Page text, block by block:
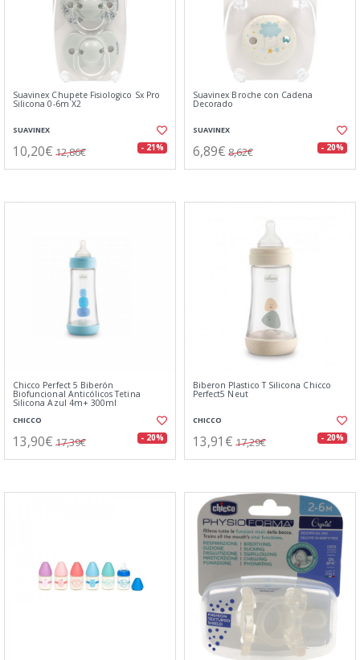
Suavinex Chupete Fisiologico Sx Pro
Silicona 0-6m X2
SUAVINEX
10,20€ 12,86€ - 21%
Suavinex Broche con Cadena
Decorado
SUAVINEX
6,89€ 8,62€ - 20%
Chicco Perfect 5 Biberón
Biofuncional Anticólicos Tetina
Silicona Azul 4m+ 300ml
CHICCO
13,90€ 17,39€ - 20%
Biberon Plastico T Silicona Chicco
Perfect5 Neut
CHICCO
13,91€ 17,29€ - 20%